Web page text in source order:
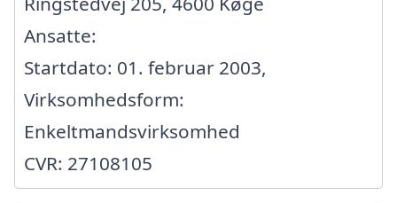
Ansatte:
Startdato: 01. februar 2003,
Virksomhedsform:
Enkeltmandsvirksomhed
CVR: 27108105